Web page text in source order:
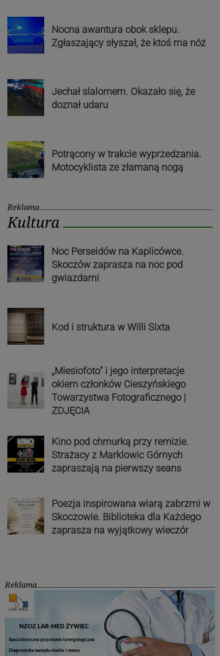
Nocna awantura obok sklepu.
Zgłaszający słyszał, że ktoś ma nóż
Jechał slalomem. Okazało się, że
doznał udaru
Potrącony w trakcie wyprzedzania.
Motocyklista ze złamaną nogą
Reklama
Kultura
Noc Perseidów na Kaplicówce.
Skoczów zaprasza na noc pod
gwiazdami
Kod i struktura w Willi Sixta
„Miesiofoto” i jego interpretacje
okiem członków Cieszyńskiego
Towarzystwa Fotograficznego |
ZDJĘCIA
Kino pod chmurką przy remizie.
Strażacy z Marklowic Górnych
zapraszają na pierwszy seans
Poezja inspirowana wiarą zabrzmi w
Skoczowie. Biblioteka dla Każdego
zaprasza na wyjątkowy wieczór
Reklama